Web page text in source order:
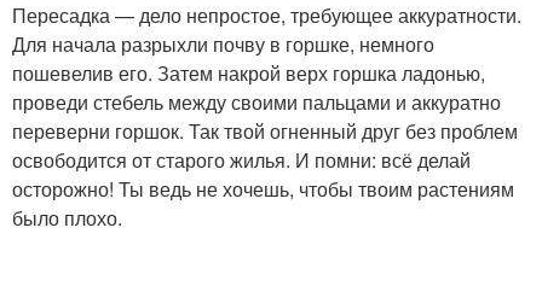
Пересадка — дело непростое, требующее аккуратности.
Для начала разрыхли почву в горшке, немного
пошевелив его. Затем накрой верх горшка ладонью,
проведи стебель между своими пальцами и аккуратно
переверни горшок. Так твой огненный друг без проблем
освободится от старого жилья. И помни: всё делай
осторожно! Ты ведь не хочешь, чтобы твоим растениям
было плохо.